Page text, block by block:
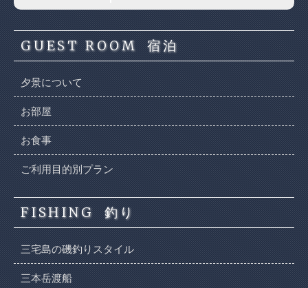
GUEST ROOM 宿泊
夕景について
お部屋
お食事
ご利用目的別プラン
FISHING 釣り
三宅島の磯釣りスタイル
三本岳渡船